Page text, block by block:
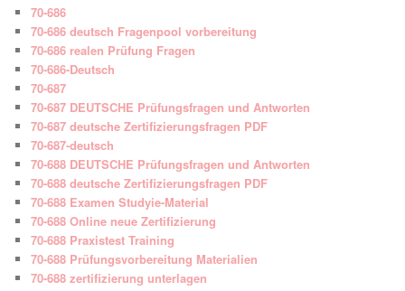
70-686
70-686 deutsch Fragenpool vorbereitung
70-686 realen Prüfung Fragen
70-686-Deutsch
70-687
70-687 DEUTSCHE Prüfungsfragen und Antworten
70-687 deutsche Zertifizierungsfragen PDF
70-687-deutsch
70-688 DEUTSCHE Prüfungsfragen und Antworten
70-688 deutsche Zertifizierungsfragen PDF
70-688 Examen Studyie-Material
70-688 Online neue Zertifizierung
70-688 Praxistest Training
70-688 Prüfungsvorbereitung Materialien
70-688 zertifizierung unterlagen